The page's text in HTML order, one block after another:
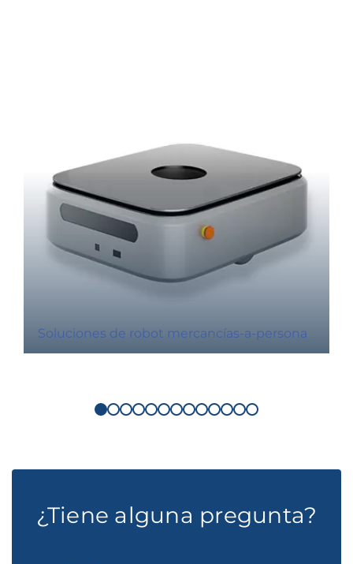
Soluciones de robot mercancías-a-persona
¿Tiene alguna pregunta?